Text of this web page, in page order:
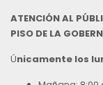
ATENCIÓN AL
PISO DE LA
Únicamente los